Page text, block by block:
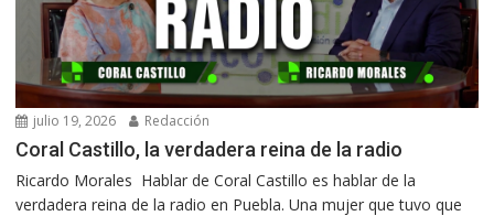
julio 19, 2026 Redacción
Coral Castillo, la verdadera reina de la radio
Ricardo Morales Hablar de Coral Castillo es hablar de la
verdadera reina de la radio en Puebla. Una mujer que tuvo que